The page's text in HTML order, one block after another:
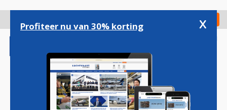
gaan
Check in
Profiteer nu van 30% korting x